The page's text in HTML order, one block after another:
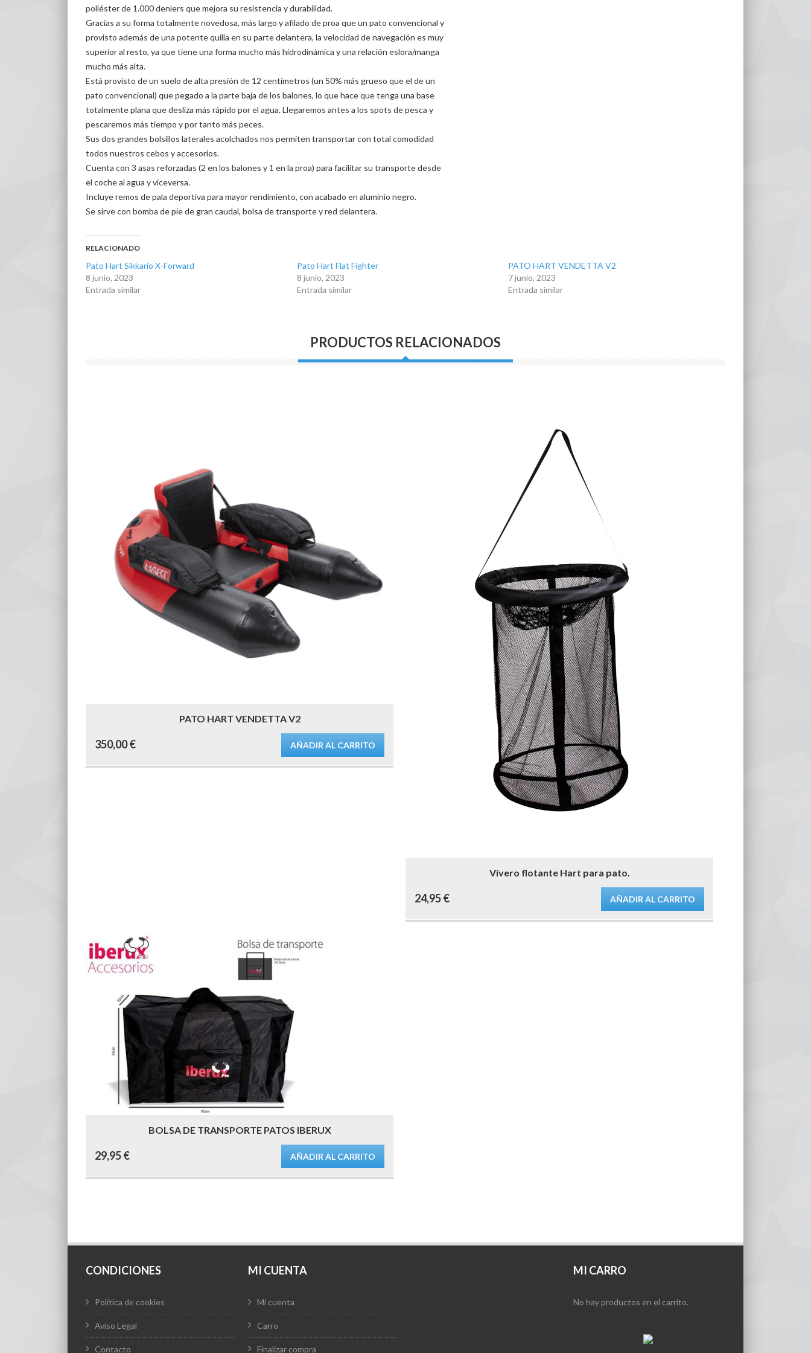
poliéster de 1.000 deniers que mejora su resistencia y durabilidad.
Gracias a su forma totalmente novedosa, más largo y afilado de proa que un pato convencional y
provisto además de una potente quilla en su parte delantera, la velocidad de navegación es muy
superior al resto, ya que tiene una forma mucho más hidrodinámica y una relación eslora/manga
mucho más alta.
Está provisto de un suelo de alta presión de 12 centímetros (un 50% más grueso que el de un
pato convencional) que pegado a la parte baja de los balones, lo que hace que tenga una base
totalmente plana que desliza más rápido por el agua. Llegaremos antes a los spots de pesca y
pescaremos más tiempo y por tanto más peces.
Sus dos grandes bolsillos laterales acolchados nos permiten transportar con total comodidad
todos nuestros cebos y accesorios.
Cuenta con 3 asas reforzadas (2 en los balones y 1 en la proa) para facilitar su transporte desde
el coche al agua y viceversa.
Incluye remos de pala deportiva para mayor rendimiento, con acabado en aluminio negro.
Se sirve con bomba de pie de gran caudal, bolsa de transporte y red delantera.
RELACIONADO
Pato Hart Sikkario X-Forward
8 junio, 2023
Entrada similar
Pato Hart Flat Fighter
8 junio, 2023
Entrada similar
PATO HART VENDETTA V2
7 junio, 2023
Entrada similar
PRODUCTOS RELACIONADOS
PATO HART VENDETTA V2
350,00€ AÑADIR AL CARRITO
Vivero flotante Hart para pato.
24,95€ AÑADIR AL CARRITO
BOLSA DE TRANSPORTE PATOS IBERUX
29,95€ AÑADIR AL CARRITO
CONDICIONES
Política de cookies
Aviso Legal
Contacto
MI CUENTA
Mi cuenta
Carro
Finalizar compra
MI CARRO
No hay productos en el carrito.